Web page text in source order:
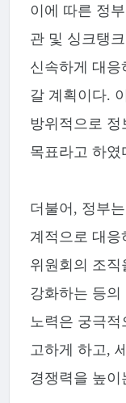
이에 따른 정
관 및 싱크탱
신속하게 대
갈 계획이다.
방위적으로
목표라고 하였
더불어, 정부
계적으로 대응
위원회의 조
강화하는 등
노력은 궁극
고하게 하고,
경쟁력을 높